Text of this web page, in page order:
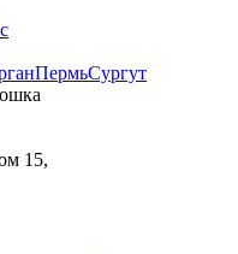
ПермьСургут
15,